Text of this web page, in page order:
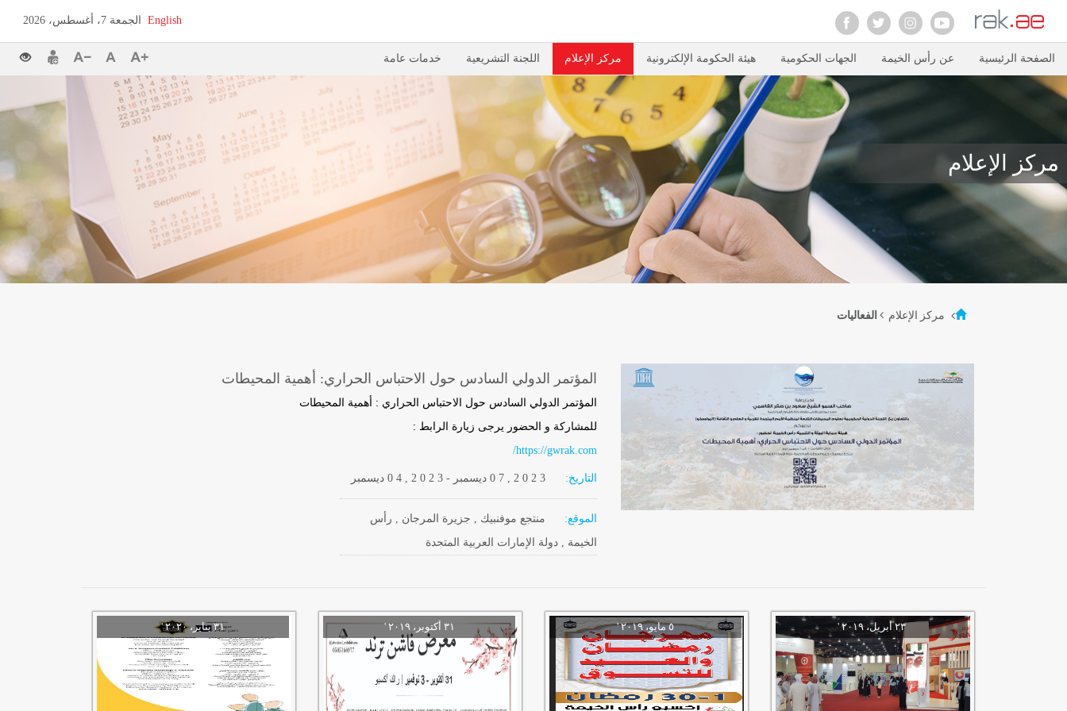
English الجمعة 7، أغسطس، 2026
الصفحة الرئيسية عن رأس الخيمة الجهات الحكومية هيئة الحكومة الإلكترونية مركز الإعلام اللجنة التشريعية خدمات عامة
مركز الإعلام
مركز الإعلام الفعاليات
المؤتمر الدولي السادس حول الاحتباس الحراري: أهمية المحيطات
المؤتمر الدولي السادس حول الاحتباس الحراري : أهمية المحيطات
للمشاركة و الحضور يرجى زيارة الرابط :
https://gwrak.com/
التاريخ: ديسمبر0 4 , 2 0 2 3 - ديسمبر 0 7 , 2 0 2 3
الموقع:
منتجع موفنبيك , جزيرة المرجان , رأس
الخيمة , دولة الإمارات العربية المتحدة
‏٣١ يناير، ٢٠٢٠‏ ‏'‏ ‏٥ مايو، ٢٠١٩‏ ‏'‏ ‏٢٣ أبريل، ٢٠١٩‏ ‏'‏